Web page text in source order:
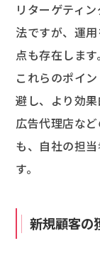
リターゲティ
法ですが、運
点も存在します。
これらのポイ
避し、より効果
広告代理店な
も、自社の担
す。
新規顧客の